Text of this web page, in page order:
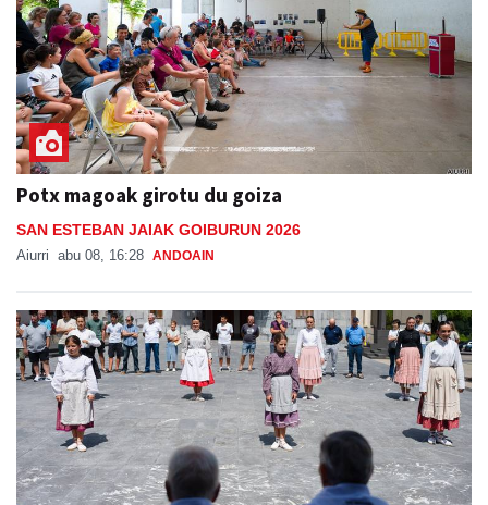
Potx magoak girotu du goiza
SAN ESTEBAN JAIAK GOIBURUN 2026
Aiurri abu 08, 16:28 ANDOAIN